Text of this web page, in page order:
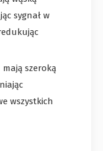
sygnał w
mają szeroką
wszystkich